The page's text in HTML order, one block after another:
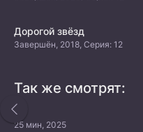
Дорогой звёзд
Завершён, 2018, Серия: 12
Так же смотрят:
25 мин, 2025